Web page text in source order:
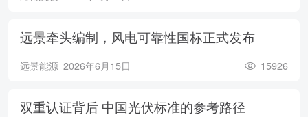
远景牵头编制，风电可靠性国标正式发布
远景能源 2026年6月15日 15926
双重认证背后 中国光伏标准的参考路径